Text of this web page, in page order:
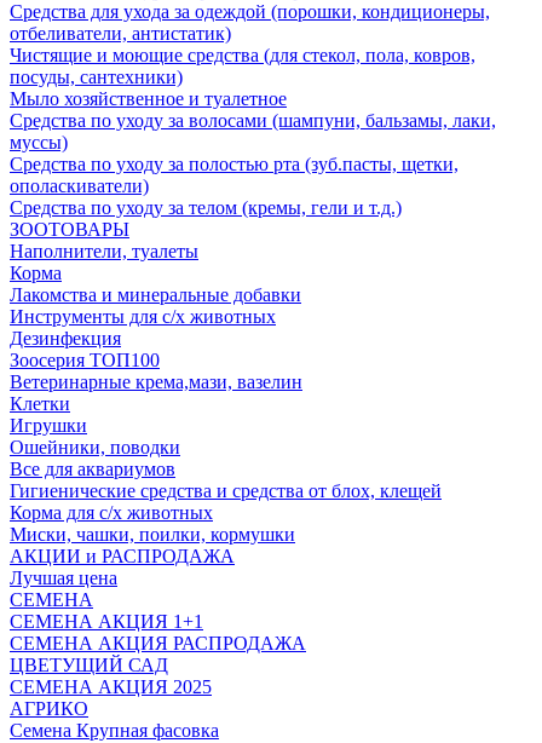
Средства для ухода за одеждой (порошки, кондиционеры,
отбеливатели, антистатик)
Чистящие и моющие средства (для стекол, пола, ковров,
посуды, сантехники)
Мыло хозяйственное и туалетное
Средства по уходу за волосами (шампуни, бальзамы, лаки,
муссы)
Средства по уходу за полостью рта (зуб.пасты, щетки,
ополаскиватели)
Средства по уходу за телом (кремы, гели и т.д.)
ЗООТОВАРЫ
Наполнители, туалеты
Корма
Лакомства и минеральные добавки
Инструменты для с/х животных
Дезинфекция
Зоосерия ТОП100
Ветеринарные крема,мази, вазелин
Клетки
Игрушки
Ошейники, поводки
Все для аквариумов
Гигиенические средства и средства от блох, клещей
Корма для с/х животных
Миски, чашки, поилки, кормушки
АКЦИИ и РАСПРОДАЖА
Лучшая цена
СЕМЕНА
СЕМЕНА АКЦИЯ 1+1
СЕМЕНА АКЦИЯ РАСПРОДАЖА
ЦВЕТУЩИЙ САД
СЕМЕНА АКЦИЯ 2025
АГРИКО
Семена Крупная фасовка